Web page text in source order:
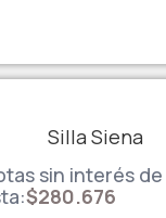
Silla Siena
sin interés de
$280.676